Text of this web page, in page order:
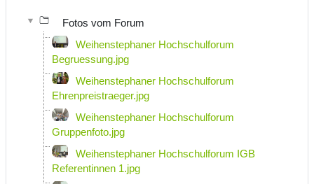
Fotos vom Forum
Weihenstephaner Hochschulforum
Begruessung.jpg
Weihenstephaner Hochschulforum
Ehrenpreistraeger.jpg
Weihenstephaner Hochschulforum
Gruppenfoto.jpg
Weihenstephaner Hochschulforum IGB
Referentinnen 1.jpg